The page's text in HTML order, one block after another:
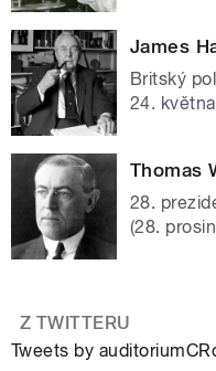
James
Britský
24.
Thomas
28.
(28.
Z TWITTERU
Tweets by